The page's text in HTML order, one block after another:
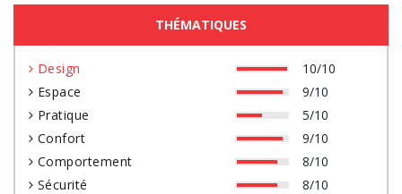
THÉMATIQUES
Design
10/10
Espace
9/10
Pratique
5/10
Confort
9/10
Comportement
8/10
Sécurité
8/10